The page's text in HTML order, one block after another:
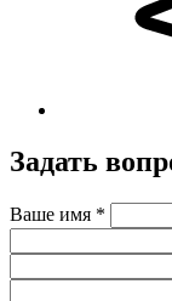
Задать
Ваше имя *